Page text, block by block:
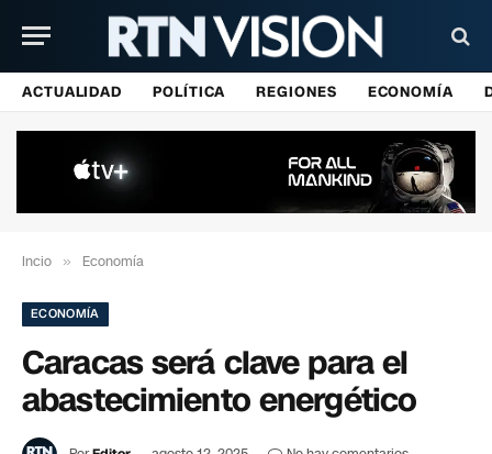
ACTUALIDAD POLÍTICA REGIONES ECONOMÍA
Incio » Economía
ECONOMÍA
Caracas será clave para el
abastecimiento energético